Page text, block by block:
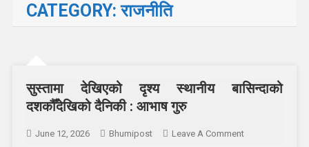
CATEGORY:राजनीति
सुस्तामा देखिएको दृश्य स्थानीय बासिन्दाको
दशकौँदेखिको दैनिकी : आभाष गुरु
June 12, 2026 Bhumipost Leave A CommentOn